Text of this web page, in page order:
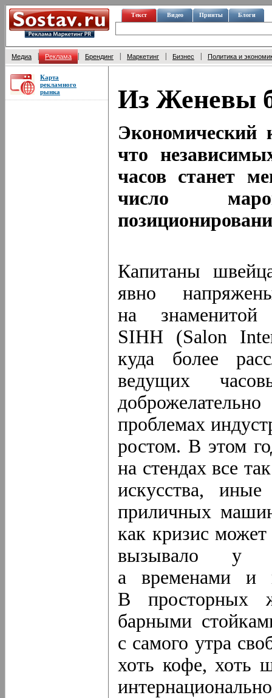
Текст Видео Принты Блоги
Медиа Реклама Брендинг Маркетинг Бизнес Политика и
Карта
рекламного
рынка
Из Женевы
Экономический
что
часов станет
число
Капитаны
явно
на знаменитой
SIHH (Salon
куда более
ведущих
проблемах
ростом. В этом
на стендах все
искусства,
приличных
как кризис может
вызывало у
а временами и
В просторных
барными
с самого утра
хоть кофе, хоть